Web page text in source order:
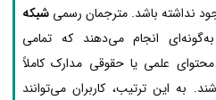
نداشته باشد. مترجمان رسمی شبکه
انجام می‌دهند که تمامی
علمی یا حقوقی مدارک کاملاً
به این ترتیب، کاربران می‌توانند